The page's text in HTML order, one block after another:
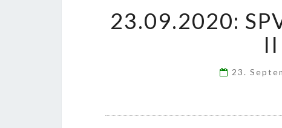
23.09.2020:
23.